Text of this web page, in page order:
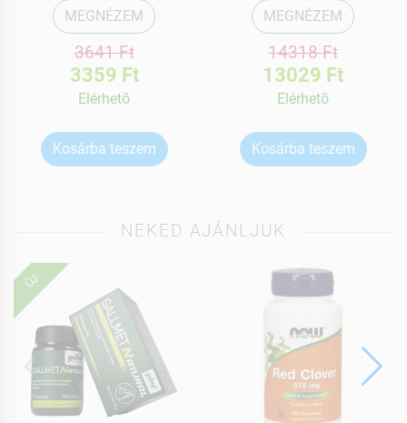
MEGNÉZEM
3641 Ft
3359 Ft
Elérhetõ
Kosárba teszem
MEGNÉZEM
14318 Ft
13029 Ft
Elérhetõ
Kosárba teszem
NEKED AJÁNLJUK
ÚJ